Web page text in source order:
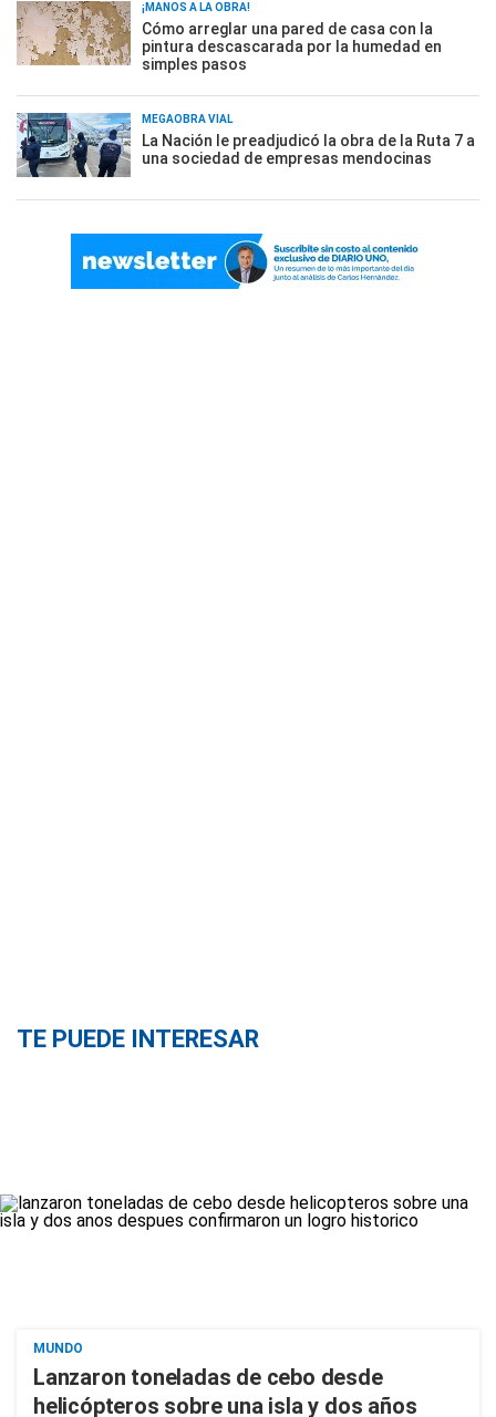
¡MANOS A LA OBRA!
Cómo arreglar una pared de casa con la
pintura descascarada por la humedad en
simples pasos
MEGAOBRA VIAL
La Nación le preadjudicó la obra de la Ruta 7 a
una sociedad de empresas mendocinas
TE PUEDE INTERESAR
MUNDO
Lanzaron toneladas de cebo desde
helicópteros sobre una isla y dos años